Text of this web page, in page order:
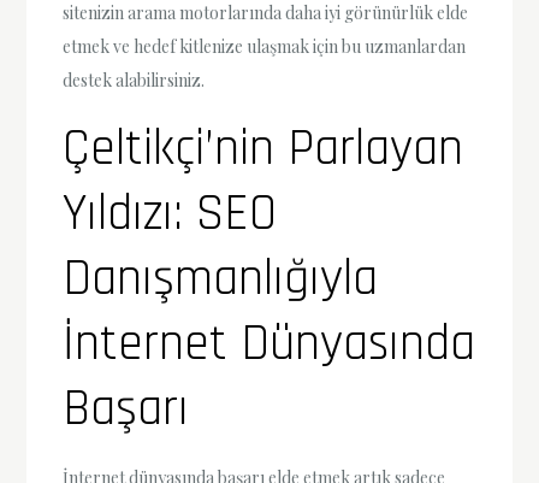
sitenizin arama motorlarında daha iyi görünürlük elde
etmek ve hedef kitlenize ulaşmak için bu uzmanlardan
destek alabilirsiniz.
Çeltikçi’nin Parlayan
Yıldızı: SEO
Danışmanlığıyla
İnternet Dünyasında
Başarı
İnternet dünyasında başarı elde etmek artık sadece